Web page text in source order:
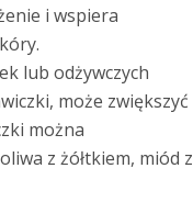
i wspiera
lub odżywczych
może zwiększyć
można
z żółtkiem, miód z